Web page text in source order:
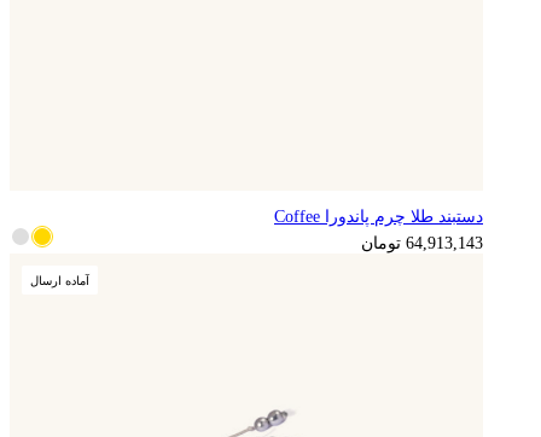
16,228,286 تومان
دستبند طلا چرم پاندورا Coffee
64,913,143 تومان
آماده ارسال